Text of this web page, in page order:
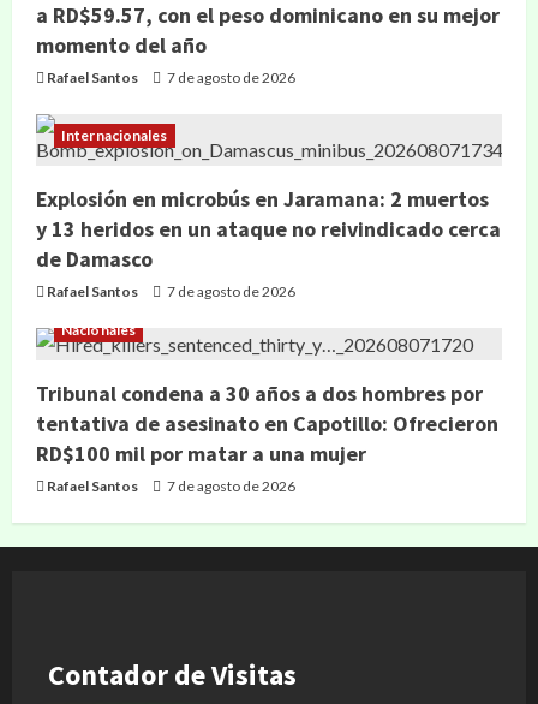
a RD$59.57, con el peso dominicano en su mejor
momento del año
Rafael Santos 7 de agosto de 2026
Internacionales
Explosión en microbús en Jaramana: 2 muertos
y 13 heridos en un ataque no reivindicado cerca
de Damasco
Rafael Santos 7 de agosto de 2026
Nacionales
Tribunal condena a 30 años a dos hombres por
tentativa de asesinato en Capotillo: Ofrecieron
RD$100 mil por matar a una mujer
Rafael Santos 7 de agosto de 2026
Contador de Visitas